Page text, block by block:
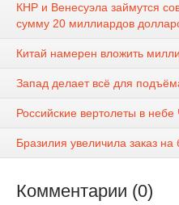
КНР и Венесуэла займутся
сумму 20 миллиардов
Китай намерен вложить
Запад делает всё для
Российские вертолеты в небе
Бразилия увеличила заказ
Комментарии (0)